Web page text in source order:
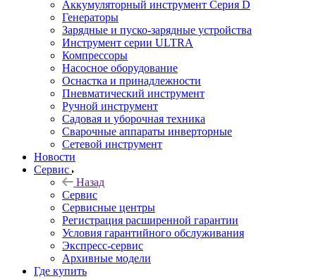
Аккумуляторный инструмент Серия D
Генераторы
Зарядные и пуско-зарядные устройства
Инструмент серии ULTRA
Компрессоры
Насосное оборудование
Оснастка и принадлежности
Пневматический инструмент
Ручной инструмент
Садовая и уборочная техника
Сварочные аппараты инверторные
Сетевой инструмент
Новости
Сервис
Назад
Сервис
Сервисные центры
Регистрация расширенной гарантии
Условия гарантийного обслуживания
Экспресс-сервис
Архивные модели
Где купить